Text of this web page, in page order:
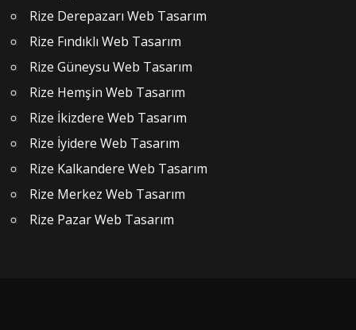
Rize Derepazarı Web Tasarım
Rize Fındıklı Web Tasarım
Rize Güneysu Web Tasarım
Rize Hemşin Web Tasarım
Rize İkizdere Web Tasarım
Rize İyidere Web Tasarım
Rize Kalkandere Web Tasarım
Rize Merkez Web Tasarım
Rize Pazar Web Tasarım